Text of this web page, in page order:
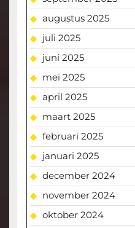
augustus 2025
juli 2025
juni 2025
mei 2025
april 2025
maart 2025
februari 2025
januari 2025
december 2024
november 2024
oktober 2024